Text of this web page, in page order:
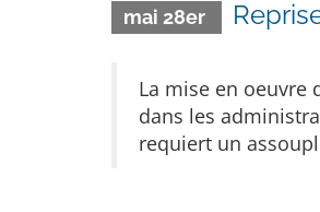
mai 28er
La mise en oeuvre
dans les
requiert un